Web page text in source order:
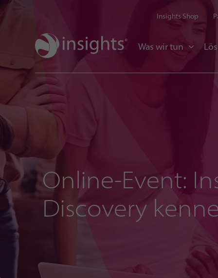
Insights Shop
Was wir tun
Online-Event:
Discovery